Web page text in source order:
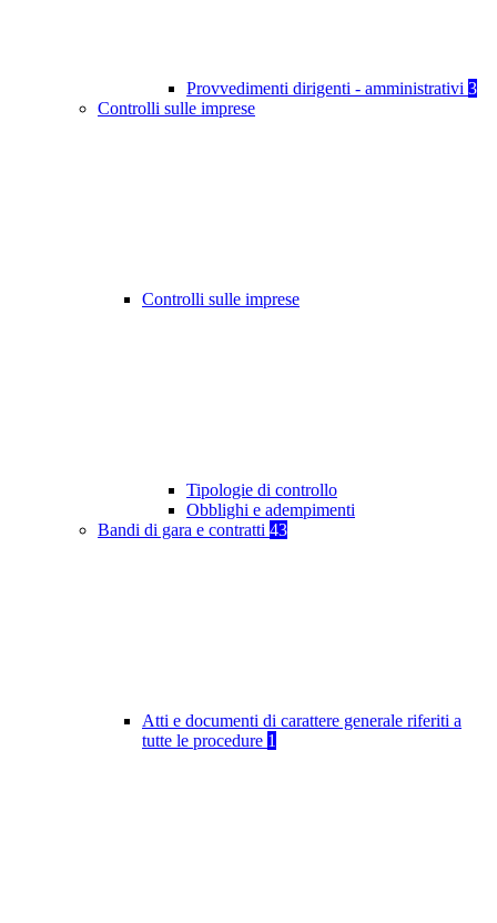
Provvedimenti dirigenti - amministrativi 3
Controlli sulle imprese
Controlli sulle imprese
Tipologie di controllo
Obblighi e adempimenti
Bandi di gara e contratti 43
Atti e documenti di carattere generale riferiti a
tutte le procedure 1